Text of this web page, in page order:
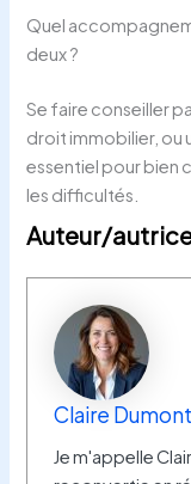
Quel
deux ?
Se faire conseiller
droit immobilier, ou
essentiel pour bien
les difficultés.
Auteur/
Claire Dumont
Je m'appelle